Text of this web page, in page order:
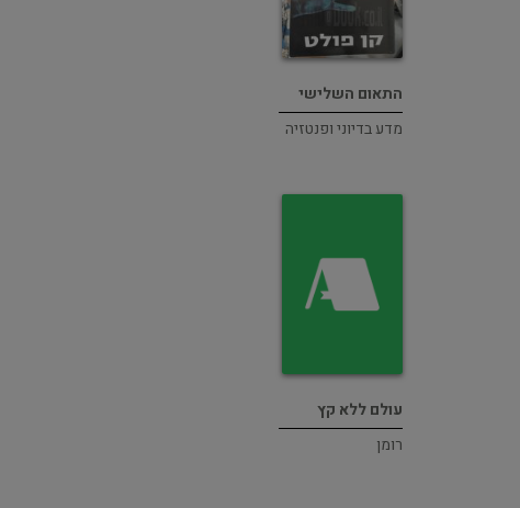
התאום השלישי
מדע בדיוני ופנטזיה
עולם ללא קץ
רומן